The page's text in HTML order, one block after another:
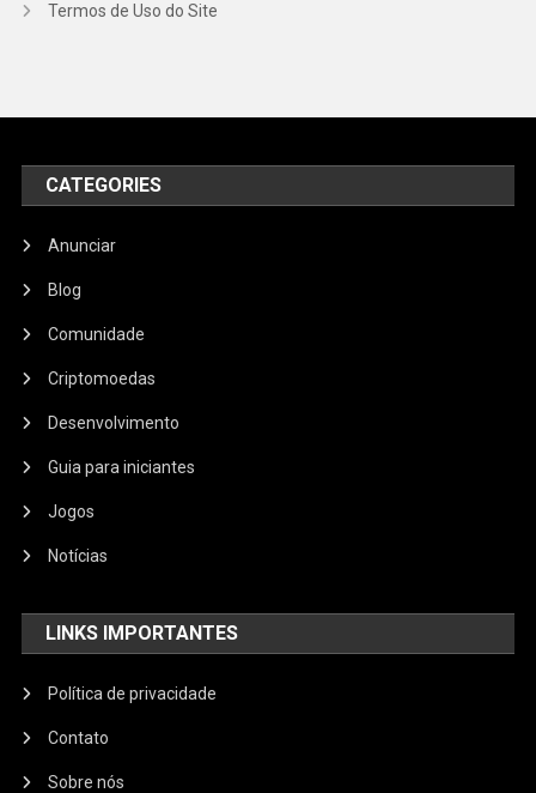
Termos de Uso do Site
CATEGORIES
Anunciar
Blog
Comunidade
Criptomoedas
Desenvolvimento
Guia para iniciantes
Jogos
Notícias
LINKS IMPORTANTES
Política de privacidade
Contato
Sobre nós